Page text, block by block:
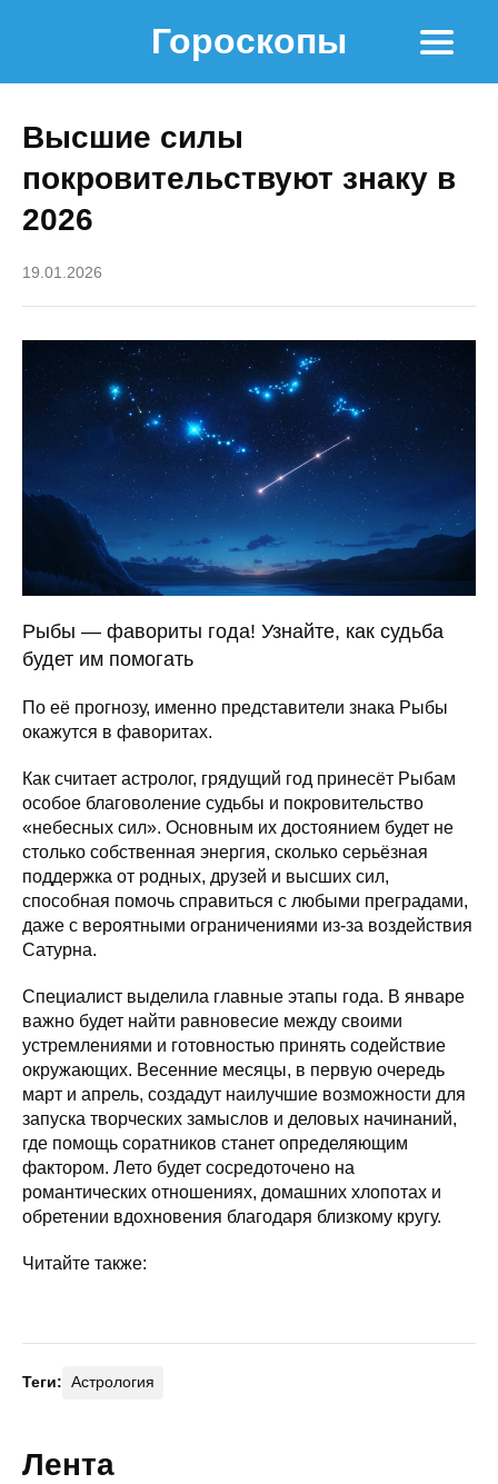
Гороскопы
Высшие силы
покровительствуют знаку в
2026
19.01.2026
Рыбы — фавориты года! Узнайте, как судьба
будет им помогать
По её прогнозу, именно представители знака Рыбы
окажутся в фаворитах.
Как считает астролог, грядущий год принесёт Рыбам
особое благоволение судьбы и покровительство
«небесных сил». Основным их достоянием будет не
столько собственная энергия, сколько серьёзная
поддержка от родных, друзей и высших сил,
способная помочь справиться с любыми преградами,
даже с вероятными ограничениями из-за воздействия
Сатурна.
Специалист выделила главные этапы года. В январе
важно будет найти равновесие между своими
устремлениями и готовностью принять содействие
окружающих. Весенние месяцы, в первую очередь
март и апрель, создадут наилучшие возможности для
запуска творческих замыслов и деловых начинаний,
где помощь соратников станет определяющим
фактором. Лето будет сосредоточено на
романтических отношениях, домашних хлопотах и
обретении вдохновения благодаря близкому кругу.
Читайте также:
Теги: Астрология
Лента